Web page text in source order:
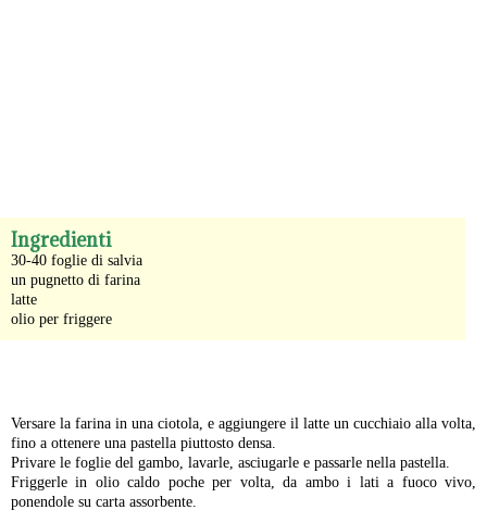
Ingredienti
30-40 foglie di salvia
un pugnetto di farina
latte
olio per friggere
Versare la farina in una ciotola, e aggiungere il latte un cucchiaio alla volta,
fino a ottenere una pastella piuttosto densa.
Privare le foglie del gambo, lavarle, asciugarle e passarle nella pastella.
Friggerle in olio caldo poche per volta, da ambo i lati a fuoco vivo,
ponendole su carta assorbente.